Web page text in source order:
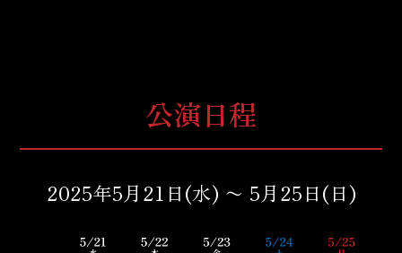
公演日程
2025年5月21日(水) 〜 5月25日(日)